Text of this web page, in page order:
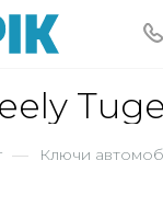
— Ключи